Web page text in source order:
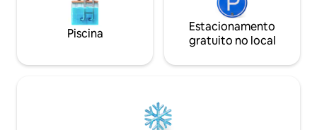
Piscina
Estacionamento
gratuito no local